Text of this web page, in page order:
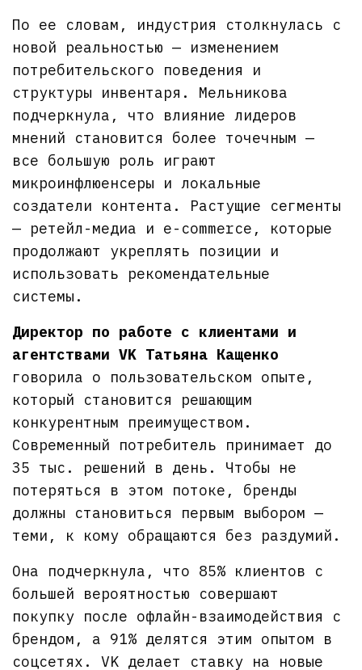
По ее словам, индустрия столкнулась с
новой реальностью — изменением
потребительского поведения и
структуры инвентаря. Мельникова
подчеркнула, что влияние лидеров
мнений становится более точечным —
все большую роль играют
микроинфлюенсеры и локальные
создатели контента. Растущие сегменты
— ретейл-медиа и e-commerce, которые
продолжают укреплять позиции и
использовать рекомендательные
системы.
Директор по работе с клиентами и
агентствами VK Татьяна Кащенко
говорила о пользовательском опыте,
который становится решающим
конкурентным преимуществом.
Современный потребитель принимает до
35 тыс. решений в день. Чтобы не
потеряться в этом потоке, бренды
должны становиться первым выбором —
теми, к кому обращаются без раздумий.
Она подчеркнула, что 85% клиентов с
большей вероятностью совершают
покупку после офлайн-взаимодействия с
брендом, а 91% делятся этим опытом в
соцсетях. VK делает ставку на новые